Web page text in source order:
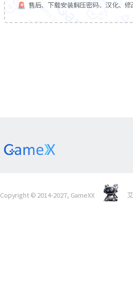
售后、下载安装解压密码、汉化、
Copyright © 2014-2027, GameXX